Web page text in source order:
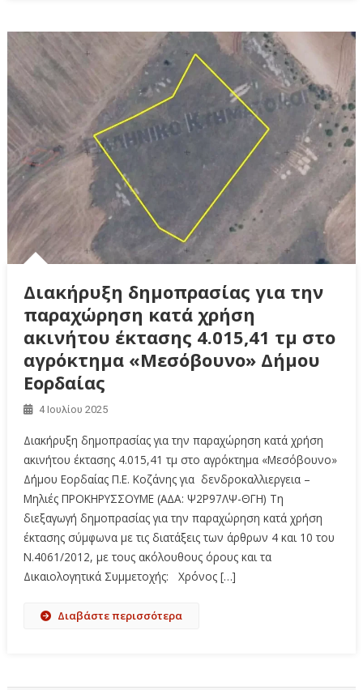
Διακήρυξη δημοπρασίας για την
παραχώρηση κατά χρήση
ακινήτου έκτασης 4.015,41 τμ στο
αγρόκτημα «Μεσόβουνο» Δήμου
Εορδαίας
4 Ιουλίου 2025
Διακήρυξη δημοπρασίας για την παραχώρηση κατά χρήση
ακινήτου έκτασης 4.015,41 τμ στο αγρόκτημα «Μεσόβουνο»
Δήμου Εορδαίας Π.Ε. Κοζάνης για δενδροκαλλιεργεια –
Μηλιές ΠΡΟΚΗΡΥΣΣΟΥΜΕ (A∆A: Ψ2Ρ97ΛΨ-ΘΓΗ) Τη
διεξαγωγή δημοπρασίας για την παραχώρηση κατά χρήση
έκτασης σύμφωνα με τις διατάξεις των άρθρων 4 και 10 του
Ν.4061/2012, με τους ακόλουθους όρους και τα
Δικαιολογητικά Συμμετοχής: Χρόνος […]
Διαβάστε περισσότερα